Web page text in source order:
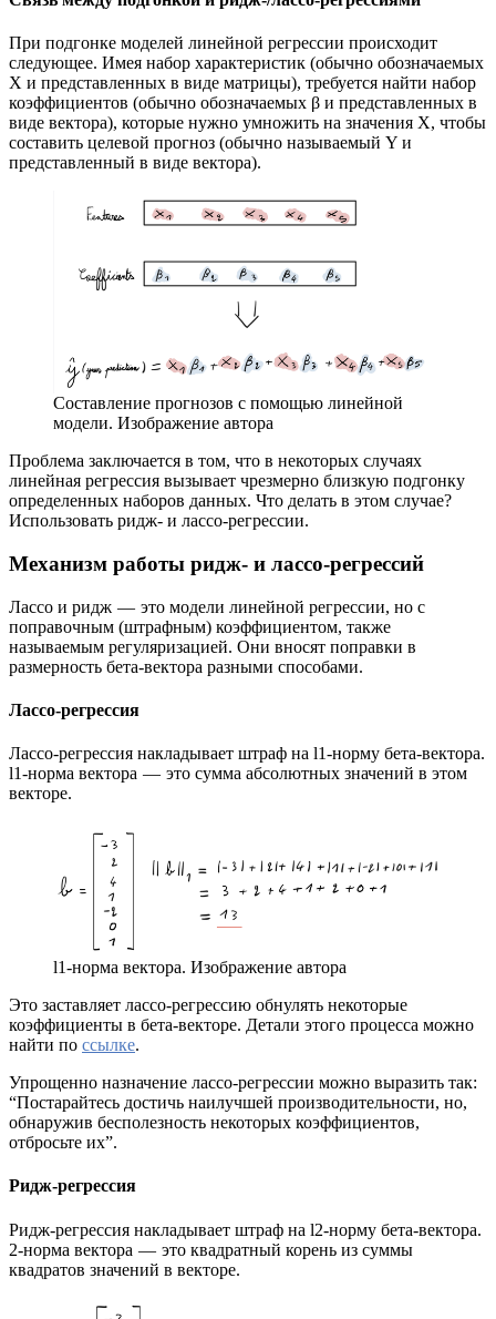
При подгонке моделей линейной регрессии происходит
следующее. Имея набор характеристик (обычно обозначаемых
X и представленных в виде матрицы), требуется найти набор
коэффициентов (обычно обозначаемых β и представленных в
виде вектора), которые нужно умножить на значения X, чтобы
составить целевой прогноз (обычно называемый Y и
представленный в виде вектора).
Составление прогнозов с помощью линейной
модели. Изображение автора
Проблема заключается в том, что в некоторых случаях
линейная регрессия вызывает чрезмерно близкую подгонку
определенных наборов данных. Что делать в этом случае?
Использовать ридж- и лассо-регрессии.
Механизм работы ридж- и лассо-регрессий
Лассо и ридж — это модели линейной регрессии, но с
поправочным (штрафным) коэффициентом, также
называемым регуляризацией. Они вносят поправки в
размерность бета-вектора разными способами.
Лассо-регрессия
Лассо-регрессия накладывает штраф на l1-норму бета-вектора.
l1-норма вектора — это сумма абсолютных значений в этом
векторе.
l1-норма вектора. Изображение автора
Это заставляет лассо-регрессию обнулять некоторые
коэффициенты в бета-векторе. Детали этого процесса можно
найти по ссылке.
Упрощенно назначение лассо-регрессии можно выразить так:
“Постарайтесь достичь наилучшей производительности, но,
обнаружив бесполезность некоторых коэффициентов,
отбросьте их”.
Ридж-регрессия
Ридж-регрессия накладывает штраф на l2-норму бета-вектора.
2-норма вектора — это квадратный корень из суммы
квадратов значений в векторе.